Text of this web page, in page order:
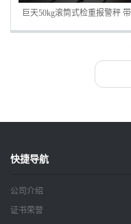
巨天50kg滚筒式检重报警秤 带
印产品标签
快捷导航
公司介绍
证书荣誉